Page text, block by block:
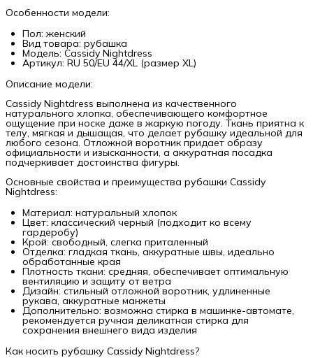
Особенности модели:
Пол: женский
Вид товара: рубашка
Модель: Cassidy Nightdress
Артикул: RU 50/EU 44/XL (размер XL)
Описание модели:
Cassidy Nightdress выполнена из качественного
натурального хлопка, обеспечивающего комфортное
ощущение при носке даже в жаркую погоду. Ткань приятна к
телу, мягкая и дышащая, что делает рубашку идеальной для
любого сезона. Отложной воротник придает образу
официальности и изысканности, а аккуратная посадка
подчеркивает достоинства фигуры.
Основные свойства и преимущества рубашки Cassidy
Nightdress:
Материал: натуральный хлопок
Цвет: классический черный (подходит ко всему
гардеробу)
Крой: свободный, слегка приталенный
Отделка: гладкая ткань, аккуратные швы, идеально
обработанные края
Плотность ткани: средняя, обеспечивает оптимальную
вентиляцию и защиту от ветра
Дизайн: стильный отложной воротник, удлиненные
рукава, аккуратные манжеты
Дополнительно: возможна стирка в машинке-автомате,
рекомендуется ручная деликатная стирка для
сохранения внешнего вида изделия
Как носить рубашку Cassidy Nightdress?